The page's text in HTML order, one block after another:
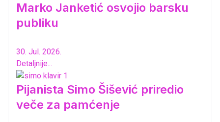
Marko Janketić osvojio barsku
publiku
30. Jul. 2026.
Detaljnije...
Pijanista Simo Šišević priredio
veče za pamćenje